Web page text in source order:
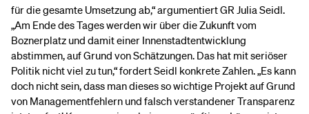
für die gesamte Umsetzung ab,“ argumentiert GR Julia Seidl.
„Am Ende des Tages werden wir über die Zukunft vom
Boznerplatz und damit einer Innenstadtentwicklung
abstimmen, auf Grund von Schätzungen. Das hat mit seriöser
Politik nicht viel zu tun,“ fordert Seidl konkrete Zahlen. „Es kann
doch nicht sein, dass man dieses so wichtige Projekt auf Grund
von Managementfehlern und falsch verstandener Transparenz